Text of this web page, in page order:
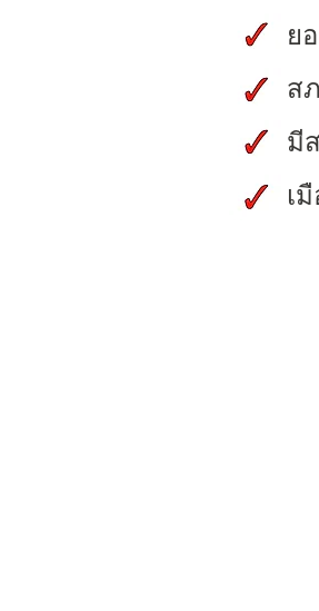
ย
ส
มี
เ